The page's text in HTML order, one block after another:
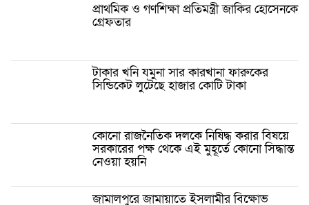
প্রাথমিক ও গণশিক্ষা প্রতিমন্ত্রী জাকির হোসেনকে
গ্রেফতার
টাকার খনি যমুনা সার কারখানা ফারুকের
সিন্ডিকেট লুটেছে হাজার কোটি টাকা
কোনো রাজনৈতিক দলকে নিষিদ্ধ করার বিষয়ে
সরকারের পক্ষ থেকে এই মুহূর্তে কোনো সিদ্ধান্ত
নেওয়া হয়নি
জামালপুরে জামায়াতে ইসলামীর বিক্ষোভ